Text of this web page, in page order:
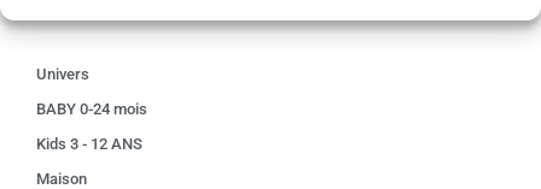
Univers
BABY 0-24 mois
Kids 3 - 12 ANS
Maison